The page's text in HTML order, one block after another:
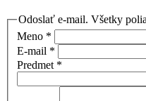
Odoslať e-mail. Všetky
Meno *
E-mail *
Predmet *